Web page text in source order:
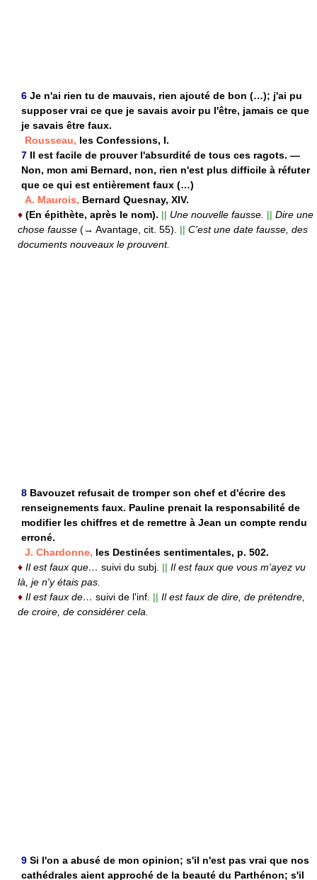
6 Je n'ai rien tu de mauvais, rien ajouté de bon (…); j'ai pu
supposer vrai ce que je savais avoir pu l'être, jamais ce que
je savais être faux.
Rousseau, les Confessions, I.
7 Il est facile de prouver l'absurdité de tous ces ragots. —
Non, mon ami Bernard, non, rien n'est plus difficile à réfuter
que ce qui est entièrement faux (…)
A. Maurois, Bernard Quesnay, XIV.
♦ (En épithète, après le nom). || Une nouvelle fausse. || Dire une
chose fausse (→ Avantage, cit. 55). || C'est une date fausse, des
documents nouveaux le prouvent.
8 Bavouzet refusait de tromper son chef et d'écrire des
renseignements faux. Pauline prenait la responsabilité de
modifier les chiffres et de remettre à Jean un compte rendu
erroné.
J. Chardonne, les Destinées sentimentales, p. 502.
♦ Il est faux que… suivi du subj. || Il est faux que vous m'ayez vu
là, je n'y étais pas.
♦ Il est faux de… suivi de l'inf. || Il est faux de dire, de prétendre,
de croire, de considérer cela.
9 Si l'on a abusé de mon opinion; s'il n'est pas vrai que nos
cathédrales aient approché de la beauté du Parthénon; s'il